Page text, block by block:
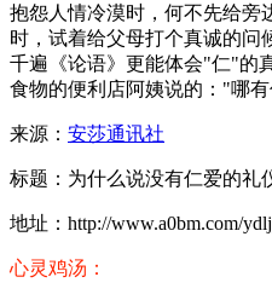
抱怨人情冷漠时，何不先给旁
时，试着给父母打个真诚的问
千遍《论语》更能体会"仁"的
食物的便利店阿姨说的："哪
来源： 安莎通讯社
标题：为什么说没有仁爱的礼
地址：http://www.a0bm.com/
心灵鸡汤：